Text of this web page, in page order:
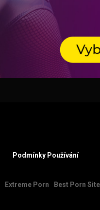
Podmínky Používání
Extreme Porn Best Porn